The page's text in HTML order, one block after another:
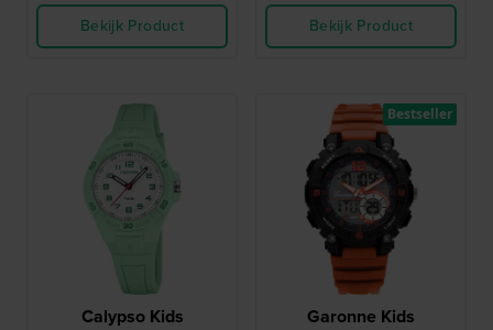
Bekijk Product
Bekijk Product
Calypso Kids Garonne Kids
Bestseller